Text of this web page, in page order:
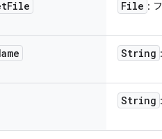
File File :
String
String